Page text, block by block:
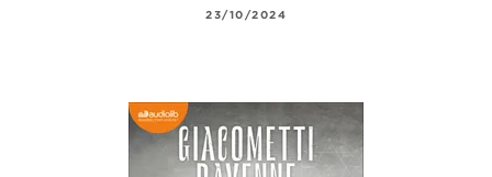
23/10/2024